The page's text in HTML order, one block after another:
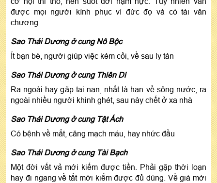
được mọi người kính phục vì đức đọ và có tài văn
chương
Sao Thái Dương ở cung Nô Bộc
Ít bạn bè, người giúp việc kém cỏi, về sau ly tán
Sao Thái Dương ở cung Thiên Di
Ra ngoài hay gặp tai nạn, nhất là hạn về sông nước, ra
ngoài nhiều người khinh ghét, sau này chết ở xa nhà
Sao Thái Dương ở cung Tật Ách
Có bệnh về mắt, căng mạch máu, hay nhức đầu
Sao Thái Dương ở cung Tài Bạch
Một đời vất vả mới kiếm được tiền. Phải gặp thời loạn
hay đi ngang về tắt mới kiếm được đủ dùng. Về già mới